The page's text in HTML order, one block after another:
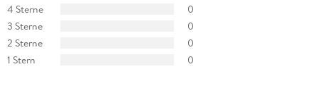
4 Sterne
0
3 Sterne
0
2 Sterne
0
1 Stern
0